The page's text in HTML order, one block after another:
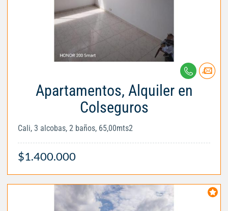
Apartamentos, Alquiler en
Colseguros
Cali, 3 alcobas, 2 baños, 65,00mts2
$1.400.000